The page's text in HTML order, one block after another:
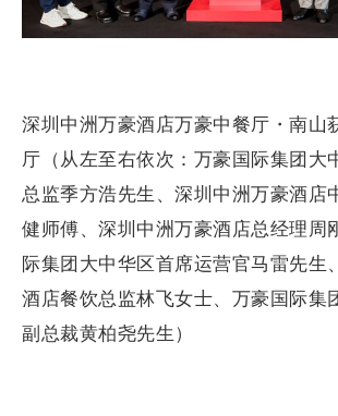
深圳中洲万豪酒店万豪中餐厅・南山
厅（从左至右依次：万豪国际集团大
总监季方浩先生、深圳中洲万豪酒店
健师傅、深圳中洲万豪酒店总经理周
际集团大中华区首席运营官马雷先生
酒店餐饮总监林飞女士、万豪国际集
副总裁黄柏尧先生）